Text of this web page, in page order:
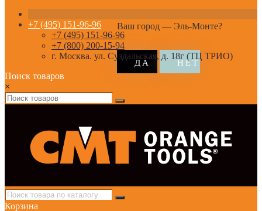
Ваш город — Эль-Монте?
+7 (495) 151-96-96
+7 (495) 151-96-96
+7 (800) 200-15-94
г. Москва. ул. Суздальская, д. 18г (ТЦ ТРИО)
Поиск товаров
×
Корзина